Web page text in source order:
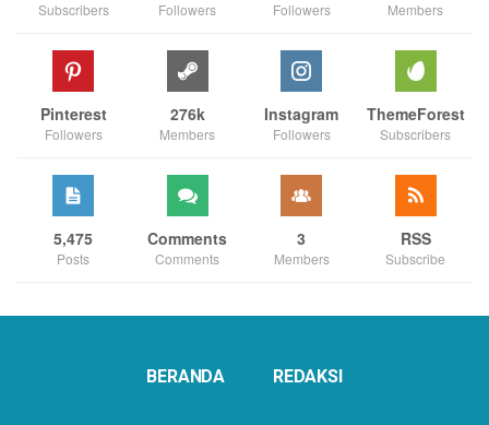
Subscribers Followers Followers Members
Pinterest
Followers
276k
Members
Instagram
Followers
ThemeForest
Subscribers
5,475
Posts
Comments
Comments
3
Members
RSS
Subscribe
BERANDA REDAKSI